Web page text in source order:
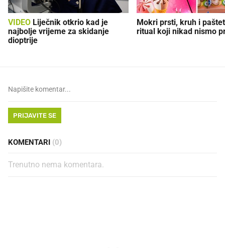
VIDEO
najbolje vrijeme za skidanje
dioptrije
Mokri prsti, kruh i
ritual koji nikad nismo
PRIJAVITE SE
KOMENTARI (0)
Trenutno nema komentara.